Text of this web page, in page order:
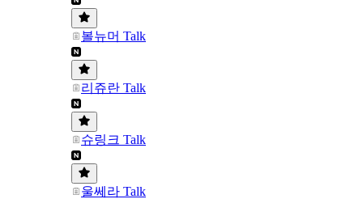
볼뉴머 Talk
리쥬란 Talk
슈링크 Talk
울쎄라 Talk